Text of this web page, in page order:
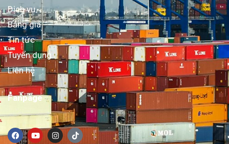
Dịch vụ
Bảng giá
Tin tức
Tuyển dụng
Liên hệ
Fanpage